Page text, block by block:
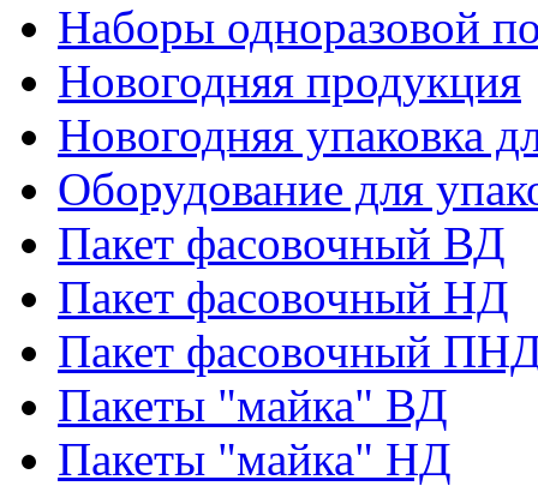
Наборы одноразовой
Новогодняя продукция
Новогодняя упаковка
Оборудование для
Пакет фасовочный ВД
Пакет фасовочный НД
Пакет фасовочный
Пакеты "майка" ВД
Пакеты "майка" НД